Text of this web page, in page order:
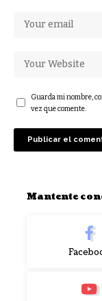
Guarda mi nombre,
vez que comente.
Mantente